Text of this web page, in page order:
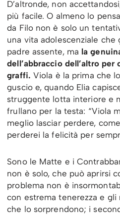
D’altronde, non
più facile. O almeno lo
da Filo non è solo un
una vita adolescenziale che
padre assente, ma la
dell’abbraccio dell’altro
graffi. Viola è la prima che
guscio e, quando Elia
struggente lotta interiore e
frullano per la testa: “Viola
meglio lasciar perdere,
perderei la felicità per
Sono le Matte e i
non è solo, che può aprirsi
problema non è
con estrema tenerezza e gli
che lo sorprendono; i